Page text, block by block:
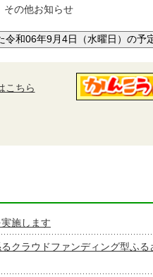
その他お知らせ
令和06年9月4日（水曜日）の予
こちら
施します
クラウドファンディング型ふる